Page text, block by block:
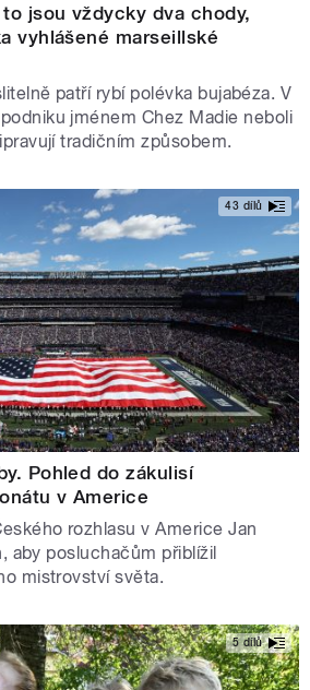
jsou vždycky dva chody,
vyhlášené marseillské
patří rybí polévka bujabéza. V
jménem Chez Madie neboli
tradičním způsobem.
43 dílů
Pohled do zákulisí
v Americe
rozhlasu v Americe Jan
aby posluchačům přiblížil
mistrovství světa.
5 dílů